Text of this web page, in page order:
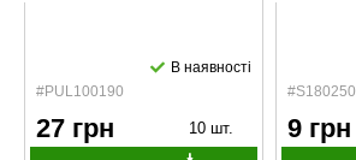
#PUL100190
В наявності
27 грн 10 шт.
#S180250
9 грн